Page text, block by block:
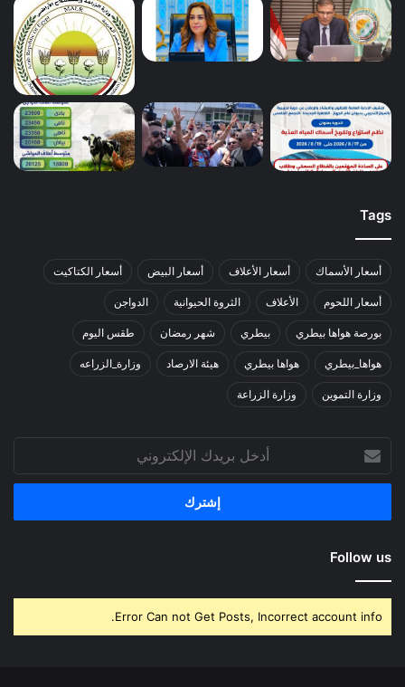
Tags
أسعار الأسماك أسعار الأعلاف أسعار البيض أسعار الكتاكيت
أسعار اللحوم الأعلاف الثروة الحيوانية الدواجن
بورصة هواها بيطري بيطري شهر رمضان طقس اليوم
هواها_بيطري هواها بيطري هيئة الارصاد وزارة_الزراعه
وزارة التموين وزارة الزراعة
بريدك
الإلكتروني
Follow us
Error Can not Get Posts, Incorrect account info.